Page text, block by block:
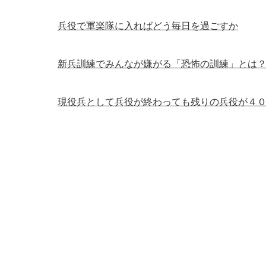
兵役で軍楽隊に入ればどう毎日を過ごすか
新兵訓練でみんなが嫌がる「恐怖の訓練」とは？
現役兵として兵役が終わっても残りの兵役が４